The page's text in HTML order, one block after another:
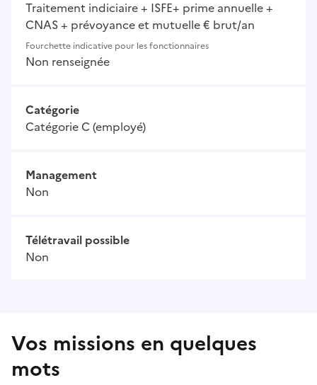
Traitement indiciaire + ISFE+ prime annuelle +
CNAS + prévoyance et mutuelle € brut/an
Fourchette indicative pour les fonctionnaires
Non renseignée
Catégorie
Catégorie C (employé)
Management
Non
Télétravail possible
Non
Vos missions en quelques
mots